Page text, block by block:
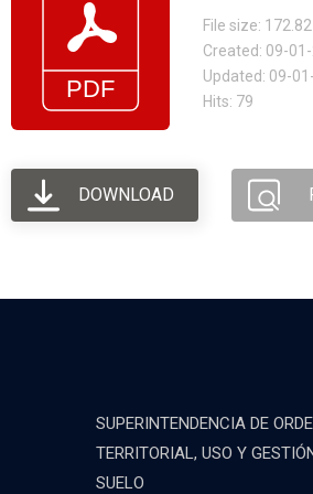
File size: 172.82
Created: 09-
Updated: 09-
Hits: 79
DOWNLOAD
SUPERINTENDENCIA DE
TERRITORIAL, USO Y
SUELO